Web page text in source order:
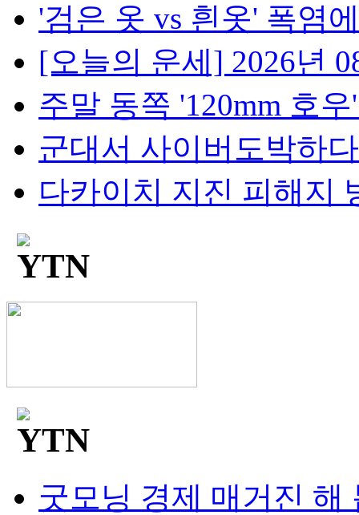
'검은 옷 vs 흰옷' 폭염
[오늘의 운세] 2026년
주말 동쪽 '120mm 호
군대서 사이버도박하
다카이치 지진 피해지
굿모닝 경제 매거진 해